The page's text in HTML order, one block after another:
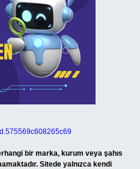
bir marka, kurum veya şahıs
Sitede yalnızca kendi